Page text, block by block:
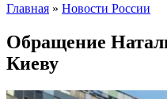
Главная » Новости России
Обращение
Киеву